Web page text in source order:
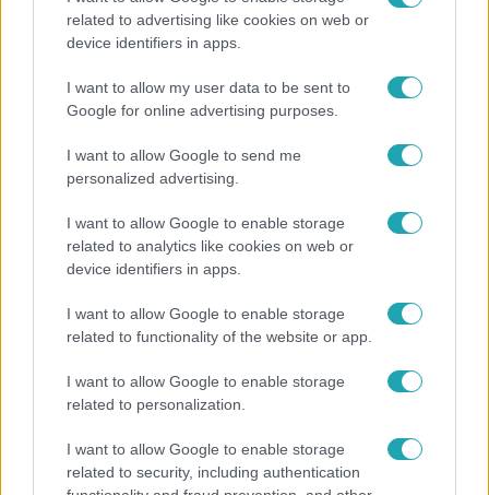
related to advertising like cookies on web or
device identifiers in apps.
I want to allow my user data to be sent to
Google for online advertising purposes.
I want to allow Google to send me
personalized advertising.
I want to allow Google to enable storage
related to analytics like cookies on web or
device identifiers in apps.
I want to allow Google to enable storage
related to functionality of the website or app.
I want to allow Google to enable storage
related to personalization.
I want to allow Google to enable storage
related to security, including authentication
Életmód
Minden nyáron ezt a receptet keresik: így lesz
tökéletes a kovászos uborka
Átírta a Magyarországra érkező turisták
programját a kánikula